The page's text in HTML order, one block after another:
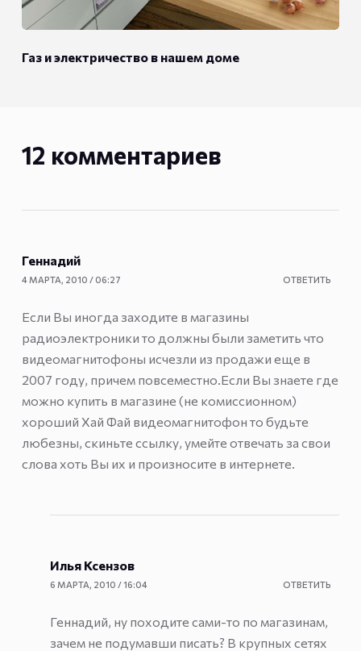
Газ и электричество в нашем доме
12 комментариев
Геннадий
4 МАРТА, 2010 / 06:27 ОТВЕТИТЬ
Если Вы иногда заходите в магазины
радиоэлектроники то должны были заметить что
видеомагнитофоны исчезли из продажи еще в
2007 году, причем повсеместно.Если Вы знаете где
можно купить в магазине (не комиссионном)
хороший Хай Фай видеомагнитофон то будьте
любезны, скиньте ссылку, умейте отвечать за свои
слова хоть Вы их и произносите в интернете.
Илья Ксензов
6 МАРТА, 2010 / 16:04 ОТВЕТИТЬ
Геннадий, ну походите сами-то по магазинам,
зачем не подумавши писать? В крупных сетях